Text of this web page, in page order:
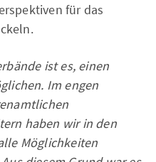
für das
ist es, einen
Im engen
haben wir in den
Möglichkeiten